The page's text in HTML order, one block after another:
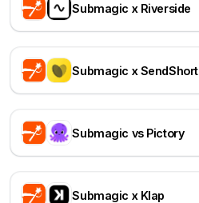
Submagic x Riverside
Submagic x SendShort
Submagic vs Pictory
Submagic x Klap